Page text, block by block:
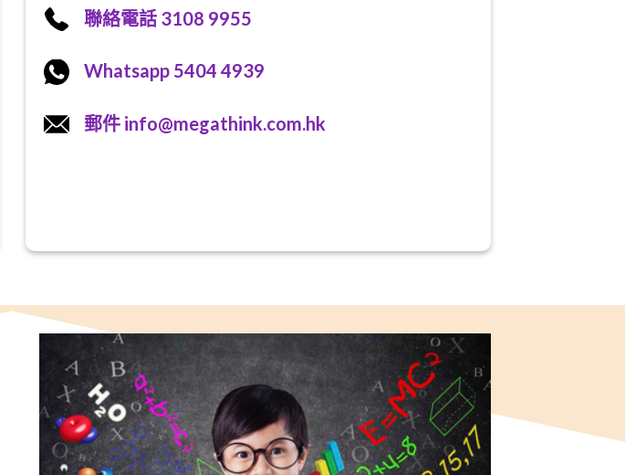
聯絡電話 3108 9955
Whatsapp 5404 4939
郵件 info@megathink.com.hk